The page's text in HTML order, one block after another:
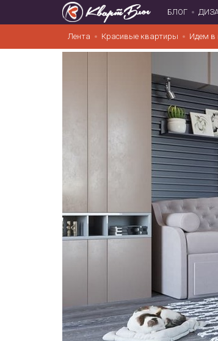
БЛОГ
Лента Красивые квартиры Идем в